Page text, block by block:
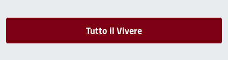
Tutto il Vivere